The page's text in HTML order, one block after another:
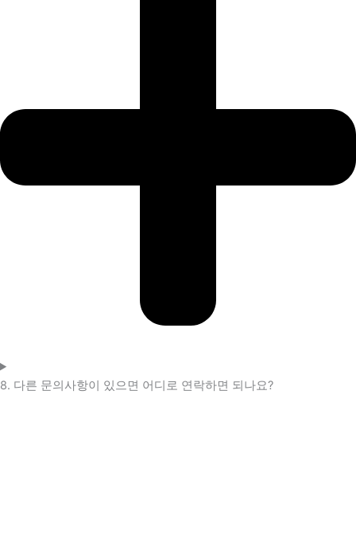
8. 다른 문의사항이 있으면 어디로 연락하면 되나요?